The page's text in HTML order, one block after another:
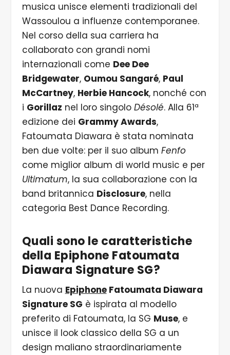
musica unisce elementi tradizionali del
Wassoulou a influenze contemporanee.
Nel corso della sua carriera ha
collaborato con grandi nomi
internazionali come Dee Dee
Bridgewater, Oumou Sangaré, Paul
McCartney, Herbie Hancock, nonché con
i Gorillaz nel loro singolo Désolé. Alla 61ª
edizione dei Grammy Awards,
Fatoumata Diawara è stata nominata
ben due volte: per il suo album Fenfo
come miglior album di world music e per
Ultimatum, la sua collaborazione con la
band britannica Disclosure, nella
categoria Best Dance Recording.
Quali sono le caratteristiche
della Epiphone Fatoumata
Diawara Signature SG?
La nuova EpiphoneFatoumata Diawara
Signature SG è ispirata al modello
preferito di Fatoumata, la SG Muse, e
unisce il look classico della SG a un
design maliano straordinariamente